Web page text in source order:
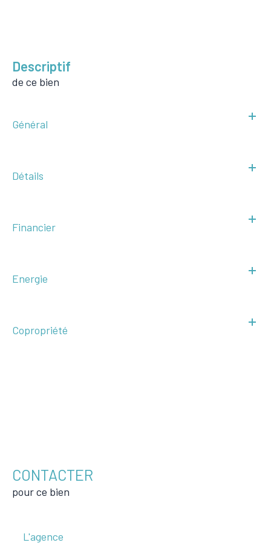
descriptif
de ce bien
Général
Détails
Financier
Energie
Copropriété
CONTACTER
pour ce bien
L'agence